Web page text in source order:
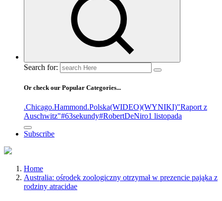
Search for:
Or check our Popular Categories...
.Chicago.Hammond.Polska(WIDEO)(WYNIKI)"Raport z
Auschwitz"#63sekundy#RobertDeNiro1 listopada
Subscribe
Home
Australia: ośrodek zoologiczny otrzymał w prezencie pająka z
rodziny atracidae